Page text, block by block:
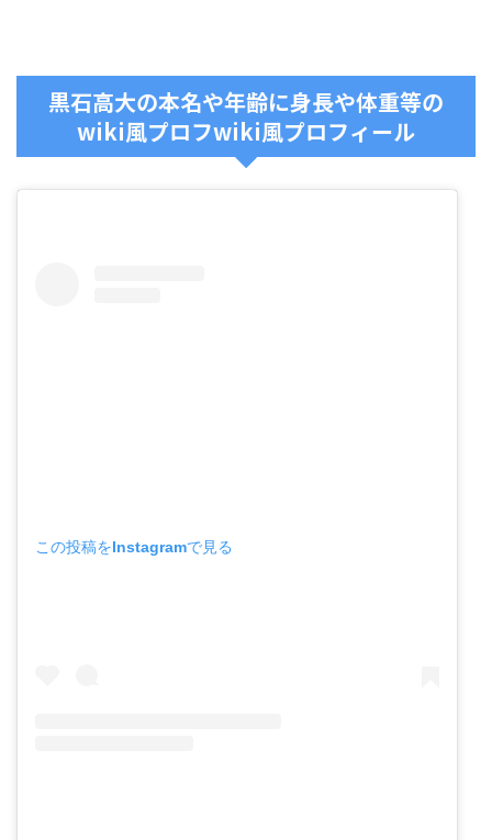
黒石高大の本名や年齢に身長や体重等の
wiki風プロフwiki風プロフィール
この投稿をInstagramで見る